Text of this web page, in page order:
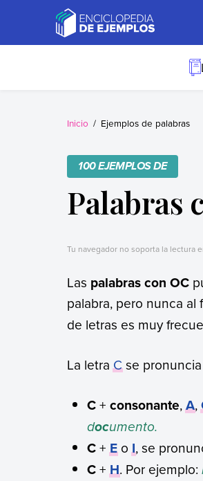
Ejemplos
Necesitas ejemplos.
Inicio Ejemplos de palabras
100 EJEMPLOS DE
Palabras
Tu navegador no soporta la lectura
Las palabras con OC
palabra, pero nunca al
de letras es muy
La letraCse pronuncia
C+consonante,A,
documento.
C+EoI, se
C+H. Por ejemplo: